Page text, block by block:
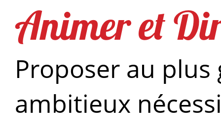
Animer et
Proposer au
ambitieux